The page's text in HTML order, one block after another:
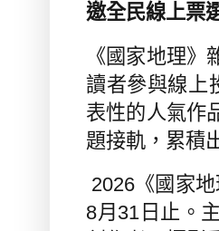
邀全民線上票
《國家地理
讀者參與線上
表性的人氣作
題接軌，累積
2026 《國家
8月 31 日止。